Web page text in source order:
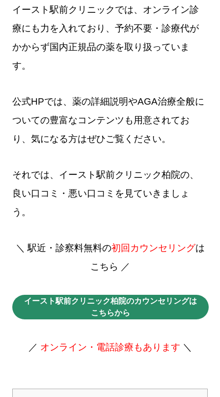
イースト駅前クリニックでは、オンライン診
療にも力を入れており、予約不要・診療代が
かからず国内正規品の薬を取り扱っていま
す。
公式HPでは、薬の詳細説明やAGA治療全般に
ついての豊富なコンテンツも用意されてお
り、気になる方はぜひご覧ください。
それでは、イースト駅前クリニック柏院の、
良い口コミ・悪い口コミを見ていきましょ
う。
＼ 駅近・診察料無料の初回カウンセリングは
こちら ／
イースト駅前クリニック柏院のカウンセリングは
こちらから
／ オンライン・電話診療もあります ＼